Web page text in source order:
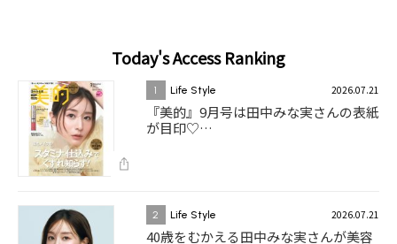
Today's Access Ranking
1 Life Style 2026.07.21
『美的』9月号は田中みな実さんの表紙
が目印♡…
2 Life Style 2026.07.21
40歳をむかえる田中みな実さんが美容